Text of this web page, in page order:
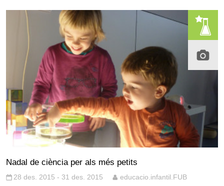
Nadal de ciència per als més petits
28 des. 2015 - 31 des. 2015 educacio.infantil.FUB